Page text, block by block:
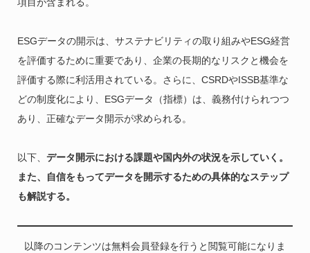
ESGデータの開示は、サステナビリティの取り組みやESG経営
を評価するために重要であり、企業の長期的なリスクと機会を
評価する際に利活用されている。さらに、CSRDやISSB基準な
どの制度化により、ESGデータ（指標）は、義務付けられつつ
あり、正確なデータ開示が求められる。
以下、 データ開示における課題や国内外の状況を示していく。
また、自信をもってデータを開示するための具体的なステップ
も解説する。
以降のコンテンツは無料会員登録を行うと閲覧可能になりま